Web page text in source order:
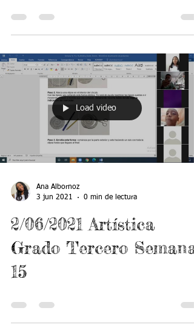
15
Load video
3 jun 2021
0 min de lectura
2/06/2021 Artística
Grado Tercero Semana
15